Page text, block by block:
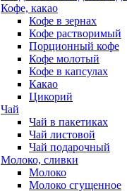
Кофе, какао
Кофе в зернах
Кофе растворимый
Порционный кофе
Кофе молотый
Кофе в капсулах
Какао
Цикорий
Чай
Чай в пакетиках
Чай листовой
Чай подарочный
Молоко, сливки
Молоко
Молоко сгущенное